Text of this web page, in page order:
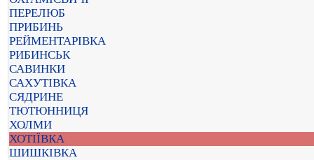
ПЕРЕЛЮБ
ПРИБИНЬ
РЕЙМЕНТАРІВКА
РИБИНСЬК
САВИНКИ
САХУТІВКА
СЯДРИНЕ
ТЮТЮННИЦЯ
ХОЛМИ
ХОТІЇВКА
ШИШКІВКА